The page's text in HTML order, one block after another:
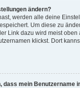
ändern?
werden alle deine
Um diese zu
Link dazu wird meist
klickst. Dort
dass mein Benutzername